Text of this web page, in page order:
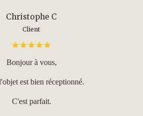
Christophe C
Client
Bonjour à vous,
est bien réceptionné.
C'est parfait.